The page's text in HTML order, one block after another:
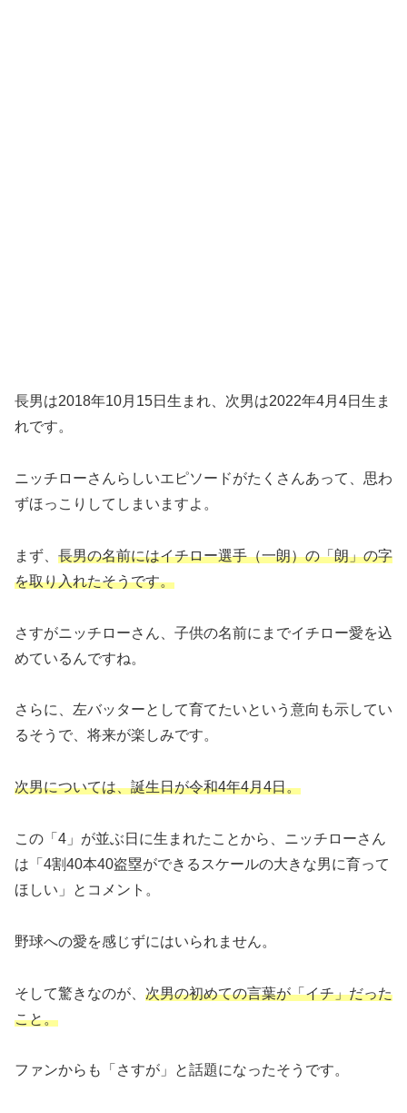
長男は2018年10月15日生まれ、次男は2022年4月4日生ま
れです。
ニッチローさんらしいエピソードがたくさんあって、思わ
ずほっこりしてしまいますよ。
まず、 長男の名前にはイチロー選手（一朗）の「朗」の字
を取り入れたそうです。
さすがニッチローさん、子供の名前にまでイチロー愛を込
めているんですね。
さらに、左バッターとして育てたいという意向も示してい
るそうで、将来が楽しみです。
次男については、誕生日が令和4年4月4日。
この「4」が並ぶ日に生まれたことから、ニッチローさん
は「4割40本40盗塁ができるスケールの大きな男に育って
ほしい」とコメント。
野球への愛を感じずにはいられません。
そして驚きなのが、 次男の初めての言葉が「イチ」だった
こと。
ファンからも「さすが」と話題になったそうです。